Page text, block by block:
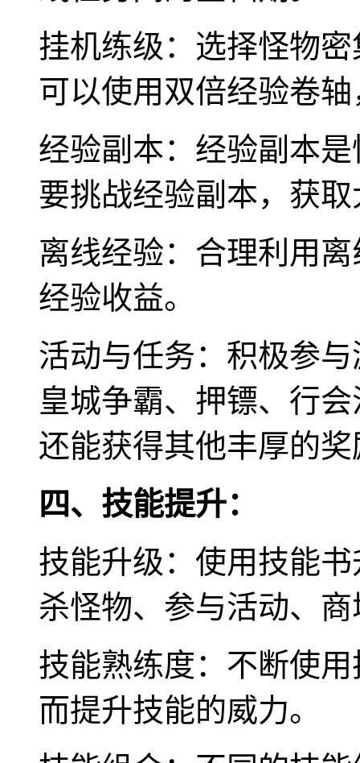
挂机练级：选择怪物
可以使用双倍经验卷
经验副本：经验副本
要挑战经验副本，获
离线经验：合理利用
经验收益。
活动与任务：积极参
皇城争霸、押镖、行
还能获得其他丰厚的奖
四、技能提升：
技能升级：使用技能
杀怪物、参与活动、
技能熟练度：不断使
而提升技能的威力。